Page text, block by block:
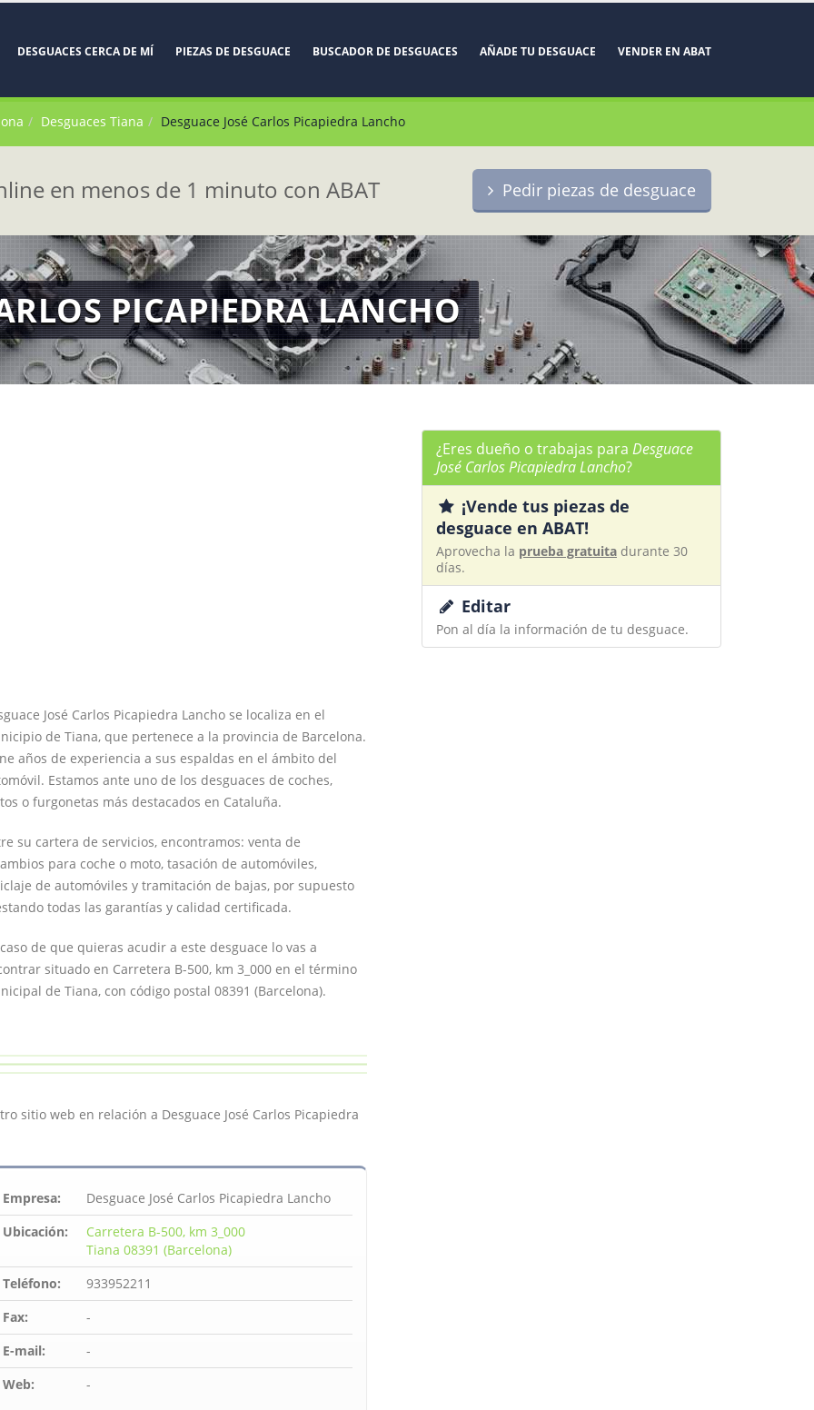
DESGUACES CERCA DE MÍ PIEZAS DE DESGUACE BUSCADOR DE DESGUACES AÑADE TU DESGUACE VENDER EN ABAT
Desguaces Tiana Desguace José Carlos Picapiedra Lancho
en menos de 1 minuto con ABAT Pedir piezas de desguace
PICAPIEDRA LANCHO
José Carlos Picapiedra Lancho se localiza en el
de Tiana, que pertenece a la provincia de Barcelona.
años de experiencia a sus espaldas en el ámbito del
Estamos ante uno de los desguaces de coches,
o furgonetas más destacados en Cataluña.
su cartera de servicios, encontramos: venta de
para coche o moto, tasación de automóviles,
de automóviles y tramitación de bajas, por supuesto
todas las garantías y calidad certificada.
de que quieras acudir a este desguace lo vas a
situado en Carretera B-500, km 3_000 en el término
de Tiana, con código postal 08391 (Barcelona).
sitio web en relación a Desguace José Carlos Picapiedra
Empresa:
Desguace José Carlos Picapiedra Lancho
Ubicación:
Carretera B-500, km 3_000
Tiana 08391 (Barcelona)
Teléfono:
933952211
Fax:
-
E-mail:
-
Web:
-
¿Eres dueño o trabajas para Desguace
José Carlos Picapiedra Lancho?
¡Vende tus piezas de
desguace en ABAT!
Aprovecha la prueba gratuita durante 30
días.
Editar
Pon al día la información de tu desguace.